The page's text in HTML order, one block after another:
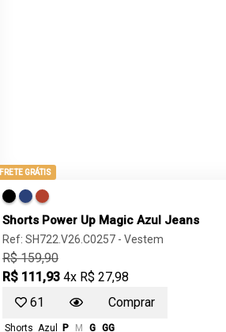
FRETE GRÁTIS
Shorts Power Up Magic Azul Jeans
Ref: SH722.V26.C0257 - Vestem
R$ 159,90
R$ 111,93 4x R$ 27,98
61
Comprar
Shorts Azul P M G GG